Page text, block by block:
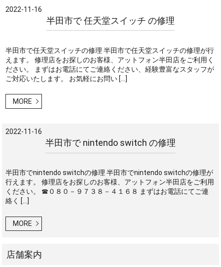
2022-11-16
半田市で 任天堂スイッチ の修理
半田市で任天堂スイッチの修理 半田市で任天堂スイッチの修理が行
えます。 修理店をお探しのお客様、アットフォン半田店をご利用く
ださい。 まずはお電話にてご連絡ください、経験豊富なスタッフが
ご対応いたします。 お気軽にお問い […]
MORE
2022-11-16
半田市で nintendo switch の修理
半田市でnintendo switchの修理 半田市でnintendo switchの修理が
行えます。 修理店をお探しのお客様、アットフォン半田店をご利用
ください。 ☎０８０－９７３８－４１６８ まずはお電話にてご連
絡く […]
MORE